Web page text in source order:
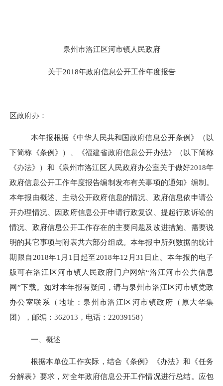
泉州市洛江区河市镇人民政府
关于2018年政府信息公开工作年度报告
区政府办：
本年报根据《中华人民共和国政府信息公开条例》（以
下简称《条例》）、《福建省政府信息公开办法》（以下简称
《办法》）和《泉州市洛江区人民政府办公室关于做好2018年
政府信息公开工作年度报告编制发布有关事项的通知》编制。
本年报由概述、主动公开政府信息的情况、政府信息依申请公
开办理情况、因政府信息公开申请行政复议、提起行政诉讼的
情况、政府信息公开工作存在的主要问题及改进措施、需要说
明的其它事项与附表共六部分组成。本年报中所列数据的统计
期限自 2018年1 月 1 日起至2018年12 月31 日止。本年报的电子
版可在洛江区河市镇人民政府门户网站“洛江河市公共信息
网”下载。如对本年报有疑问，请与泉州市洛江区河市镇党政
办公室联系（地址：泉州市洛江区河市镇政府（原大华集
团），邮编： 362013 ，电话： 22039158）
一、概述
根据本单位工作实际，结合《条例》《办法》和《任务
分解表》要求，对全年政府信息公开工作情况进行总结。应包